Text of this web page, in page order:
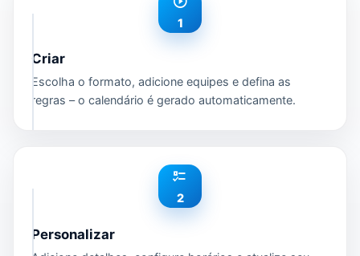
1
Criar
Escolha o formato, adicione equipes e defina as
regras – o calendário é gerado automaticamente.
2
Personalizar